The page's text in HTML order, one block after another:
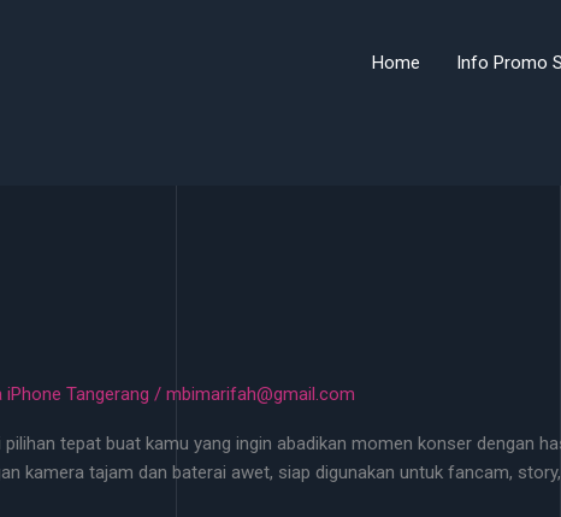
Home Info Promo
iPhone Tangerang / mbimarifah@gmail.com
tepat buat kamu yang ingin abadikan momen konser dengan
kamera tajam dan baterai awet, siap digunakan untuk fancam,